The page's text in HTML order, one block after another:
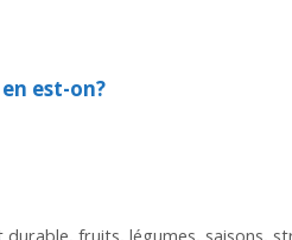
est-on?
durable, fruits, légumes, saisons,